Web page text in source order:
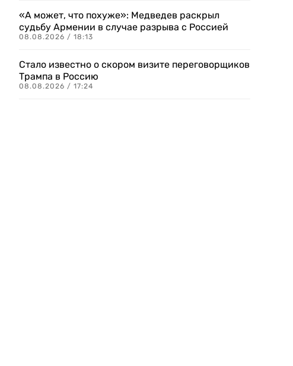
«А может, что похуже»: Медведев раскрыл
судьбу Армении в случае разрыва с Россией
08.08.2026 / 18:13
Стало известно о скором визите переговорщиков
Трампа в Россию
08.08.2026 / 17:24